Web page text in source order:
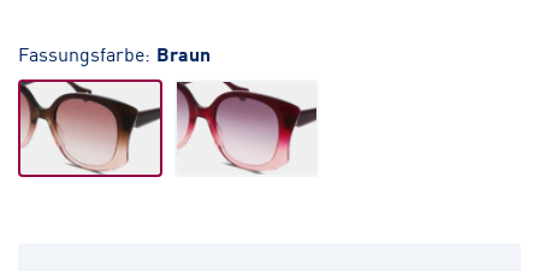
Fassungsfarbe: Braun